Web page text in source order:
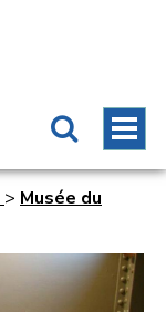
> Musée du